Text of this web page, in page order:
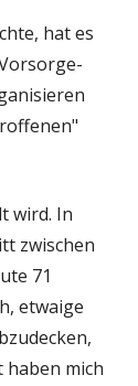
hat es
wird. In
zwischen
71
etwaige
mich